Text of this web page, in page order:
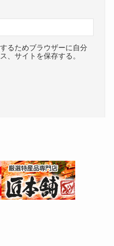
るためブラウザーに自分
、サイトを保存する。